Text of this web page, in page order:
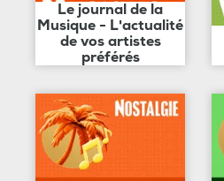
Le journal de la
Musique - L'actualité
de vos artistes
préférés